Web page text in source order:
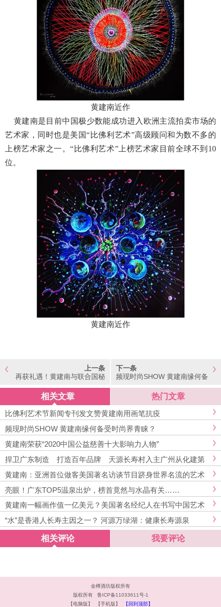
黄建南近作
黄建南是目前中国极少数能成功进入欧洲主流拍卖市场的
艺术家，同时也是美国“比佛利艺术”高级顾问和为数不多的
上榜艺术家之一。“比佛利艺术”上榜艺术家目前全球不到10
位。
黄建南近作
上一条
再获礼遇！黄建南与联合国秘
下一条
频现时尚SHOW 黄建南缘何备
相关文章 热门文章
比佛利艺术节新闻专刊发文赞黄建南用画笔抗疫
频现时尚SHOW 黄建南缘何备受时尚界青睐？
黄建南荣获“2020中国公益慈善十大影响力人物”
捍卫广东制造 打造百年品牌 天源长寿村入主广州从化建第
二矿泉水厂
黄建南：亚洲首位做客美国著名访谈节目跻身世界名流的艺术
家
亮眼！广东TOP5温泉出炉，榜首竟然与水晶有关……
黄建南一幅画作值一亿美元？美国著名经纪人在书写中国艺术
家的传奇
“水”是香港人长寿主因之一？ 河源万绿湖：健康长寿源泉
相关评论 我要评论
金樽酒坊版权所有
版权所有 鲁ICP备11033611号-1
【电脑版】
【手机版】 【回到顶部】